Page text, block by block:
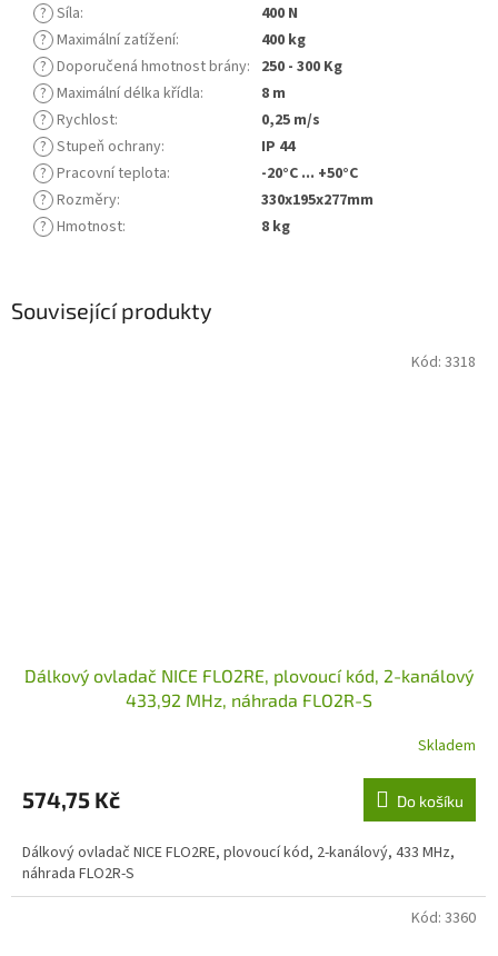
Související produkty
Dálkový ovladač NICE FLO2RE, plovoucí kód, 2-kanálový
433,92 MHz, náhrada FLO2R-S
Skladem
574,75 Kč Do košíku
Dálkový ovladač NICE FLO2RE, plovoucí kód, 2-kanálový, 433 MHz,
náhrada FLO2R-S
Kód: 3318
Kód: 3360
? Síla:
400 N
? Maximální zatížení:
400 kg
? Doporučená hmotnost brány: 250 - 300 Kg
? Maximální délka křídla:
8 m
? Rychlost:
0,25 m/s
? Stupeň ochrany:
IP 44
? Pracovní teplota:
-20°C ... +50°C
? Rozměry:
330x195x277mm
? Hmotnost: 8 kg